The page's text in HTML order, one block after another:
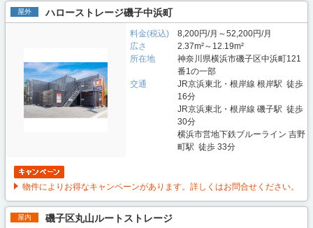
屋外 ハローストレージ磯子中浜町
料金(税込)
8,200円/月～52,200円/月
広さ
2.37m²～12.19m²
所在地
神奈川県横浜市磯子区中浜町121
番1の一部
交通
JR京浜東北・根岸線 根岸駅 徒歩
16分
JR京浜東北・根岸線 磯子駅 徒歩
30分
横浜市営地下鉄ブルーライン 吉野
町駅 徒歩 33分
物件によりお得なキャンペーンがあります。詳しくはお問合せください。
屋内 磯子区丸山ルートストレージ